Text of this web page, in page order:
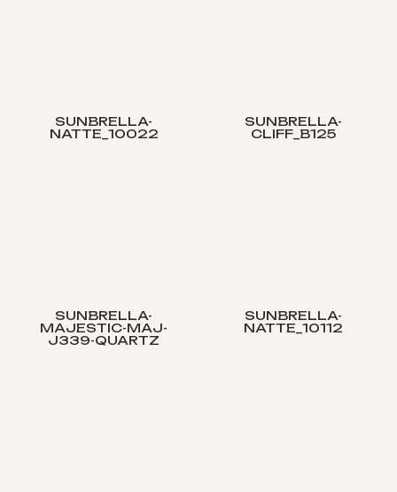
SUNBRELLA-
NATTE_10022
SUNBRELLA-
CLIFF_B125
SUNBRELLA-
MAJESTIC-MAJ-
J339-QUARTZ
SUNBRELLA-
NATTE_10112